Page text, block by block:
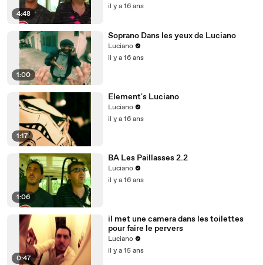
4:48
il y a 16 ans
1:00
Soprano Dans les yeux de Luciano
Luciano
il y a 16 ans
1:17
Element's Luciano
Luciano
il y a 16 ans
1:06
BA Les Paillasses 2.2
Luciano
il y a 16 ans
0:47
il met une camera dans les toilettes
pour faire le pervers
Luciano
il y a 15 ans